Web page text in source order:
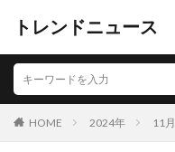
トレンドニュース
HOME 2024年 11月